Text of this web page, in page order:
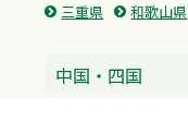
三重県
和歌山県
中国・四国